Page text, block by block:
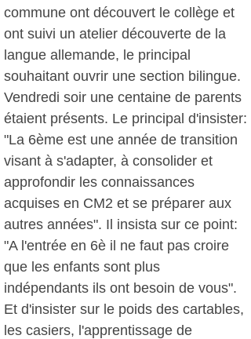
commune ont découvert le collège et
ont suivi un atelier découverte de la
langue allemande, le principal
souhaitant ouvrir une section bilingue.
Vendredi soir une centaine de parents
étaient présents. Le principal d'insister:
"La 6ème est une année de transition
visant à s'adapter, à consolider et
approfondir les connaissances
acquises en CM2 et se préparer aux
autres années". Il insista sur ce point:
"A l'entrée en 6è il ne faut pas croire
que les enfants sont plus
indépendants ils ont besoin de vous".
Et d'insister sur le poids des cartables,
les casiers, l'apprentissage de